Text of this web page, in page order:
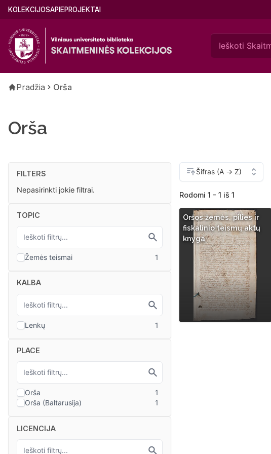
Pereiti
pagrindinį
turinį
Main
(lithuanian)
KOLEKCIJOSAPIEPROJEKTAI
Kelias
Pradžia Orša
Orša
FILTERS
Nepasirinkti jokie filtrai.
TOPIC
KALBA
PLACE
LICENCIJA
Rodomi 1 - 1 iš 1
Oršos žemės, pilies ir
fiskalinio teismų aktų
knyga